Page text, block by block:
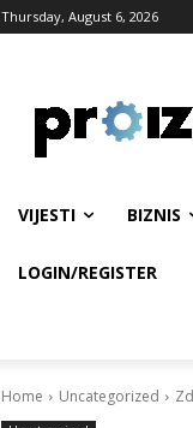
Thursday, August 6, 2026
VIJESTI BIZNIS
LOGIN/REGISTER
Home Uncategorized